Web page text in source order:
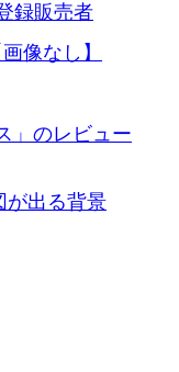
録販売者
像なし】
」のレビュー
が出る背景